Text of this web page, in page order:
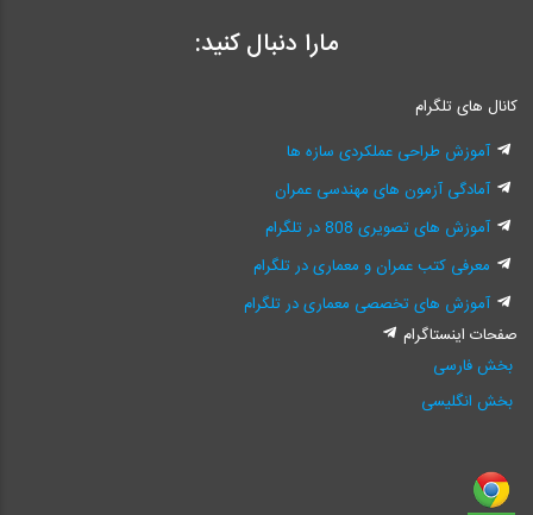
مارا دنبال کنید:
کانال های تلگرام
آموزش طراحی عملکردی سازه ها
آمادگی آزمون های مهندسی عمران
آموزش های تصویری 808 در تلگرام
معرفی کتب عمران و معماری در تلگرام
آموزش های تخصصی معماری در تلگرام
صفحات اینستاگرام
بخش فارسی
بخش انگلیسی